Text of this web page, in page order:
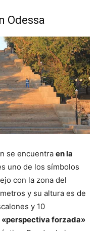
Odessa
se encuentra en la
uno de los símbolos
con la zona del
y su altura es de
y 10
forzada»